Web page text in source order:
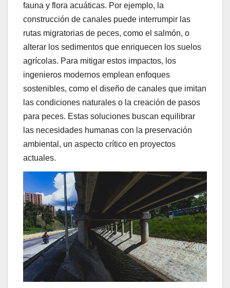
fauna y flora acuáticas. Por ejemplo, la
construcción de canales puede interrumpir las
rutas migratorias de peces, como el salmón, o
alterar los sedimentos que enriquecen los suelos
agrícolas. Para mitigar estos impactos, los
ingenieros modernos emplean enfoques
sostenibles, como el diseño de canales que imitan
las condiciones naturales o la creación de pasos
para peces. Estas soluciones buscan equilibrar
las necesidades humanas con la preservación
ambiental, un aspecto crítico en proyectos
actuales.